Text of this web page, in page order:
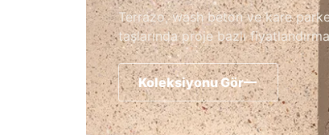
Terrazo, wash beton ve kare
taşlarında proje bazlı
Koleksiyonu Gör